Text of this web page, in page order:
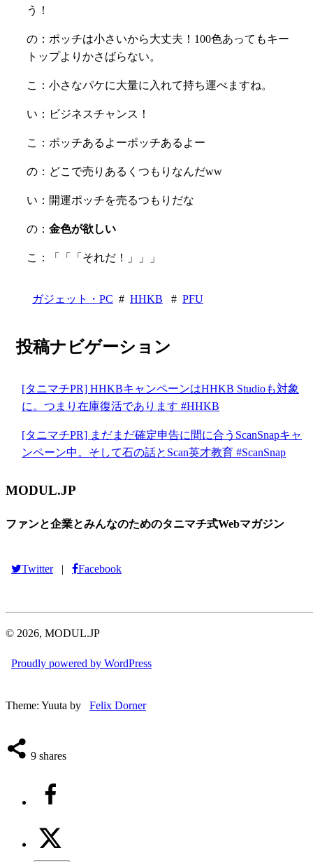
う！
の：ポッチは小さいから大丈夫！100色あってもキー
トップよりかさばらない。
こ：小さなパケに大量に入れて持ち運べますね。
い：ビジネスチャンス！
こ：ポッチあるよーポッチあるよー
の：どこで売りあるくつもりなんだww
い：開運ポッチを売るつもりだな
の： 金色が欲しい
こ：「「「それだ！」」」
ガジェット・PC # HHKB # PFU
投稿ナビゲーション
[タニマチPR] HHKBキャンペーンはHHKB Studioも対象
に。つまり在庫復活であります #HHKB
[タニマチPR] まだまだ確定申告に間に合うScanSnapキャ
ンペーン中。そして石の話とScan英才教育 #ScanSnap
MODUL.JP
ファンと企業とみんなのためのタニマチ式Webマガジン
Twitter | Facebook
© 2026, MODUL.JP
Proudly powered by WordPress
Theme: Yuuta by Felix Dorner
9 shares